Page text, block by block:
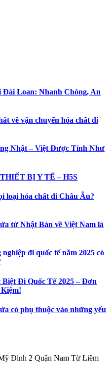
Loan: Nhanh Chóng, An
về vận chuyển hóa chất đi
Nhật – Việt Được Tính Như
BỊ Y TẾ – H5S
loại hóa chất đi Châu Âu?
từ Nhật Bản về Việt Nam là
đi quốc tế năm 2025 có
Đi Quốc Tế 2025 – Đơn
có phụ thuộc vào những yếu
Đình 2 Quận Nam Từ Liêm